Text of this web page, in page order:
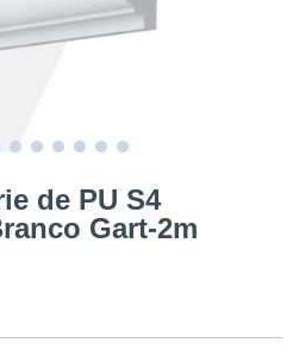
de PU S4
Gart-2m